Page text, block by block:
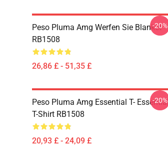
Peso Pluma Amg Werfen Sie Blanket
RB1508
26,86 £ - 51,35 £
-20%
Peso Pluma Amg Essential T- Essential
T-Shirt RB1508
20,93 £ - 24,09 £
-20%